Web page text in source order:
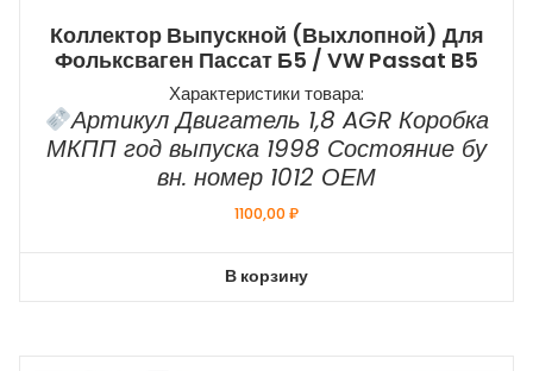
Коллектор Выпускной (выхлопной) Для
Фольксваген Пассат Б5 / VW Passat B5
Характеристики товара:
Артикул Двигатель 1,8 AGR Коробка
МКПП год выпуска 1998 Состояние бу
вн. номер 1012 ОЕМ
1100,00₽
В корзину